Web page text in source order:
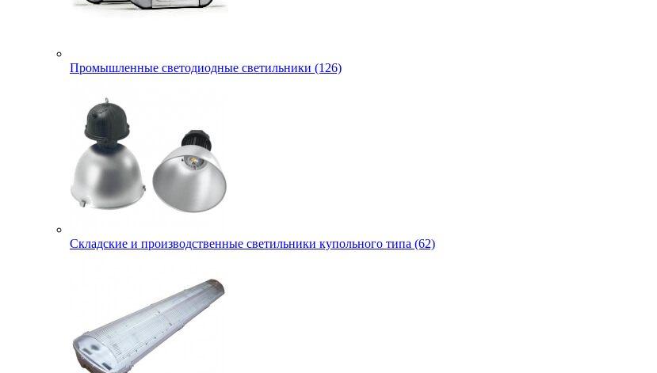
Промышленные светодиодные светильники (126)
Складские и производственные светильники купольного типа (62)